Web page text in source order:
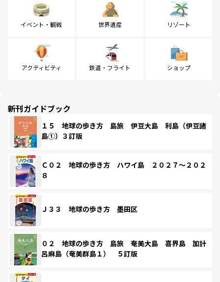
イベント・観戦 世界遺産 リゾート
アクティビティ 鉄道・フライト ショップ
新刊ガイドブック
１５ 地球の歩き方 島旅 伊豆大島 利島（伊豆諸
島①）３訂版
Ｃ０２ 地球の歩き方 ハワイ島 ２０２７～２０２
８
Ｊ３３ 地球の歩き方 墨田区
０２ 地球の歩き方 島旅 奄美大島 喜界島 加計
呂麻島（奄美群島１） ５訂版